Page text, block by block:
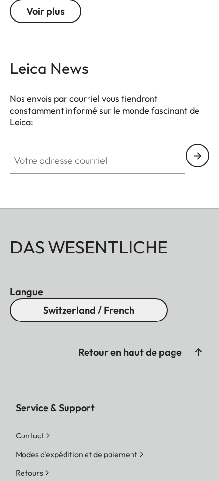
Voir plus
Leica News
Nos envois par courriel vous tiendront
constamment informé sur le monde fascinant de
Leica:
DAS WESENTLICHE
Langue
Switzerland / French
Retour en haut de page
Service & Support
Contact
Modes d'expédition et de paiement
Retours